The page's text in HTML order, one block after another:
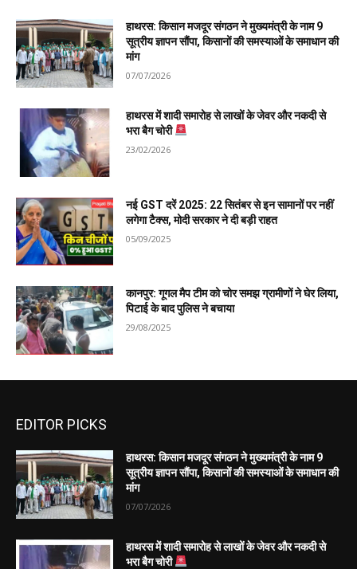
हाथरस: किसान मजदूर संगठन ने मुख्यमंत्री के नाम 9
सूत्रीय ज्ञापन सौंपा, किसानों की समस्याओं के समाधान की
मांग
07/07/2026
हाथरस में शादी समारोह से लाखों के जेवर और नकदी से
भरा बैग चोरी
23/02/2026
नई GST दरें 2025: 22 सितंबर से इन सामानों पर नहीं
लगेगा टैक्स, मोदी सरकार ने दी बड़ी राहत
05/09/2025
कानपुर: गूगल मैप टीम को चोर समझ ग्रामीणों ने घेर लिया,
पिटाई के बाद पुलिस ने बचाया
29/08/2025
EDITOR PICKS
हाथरस: किसान मजदूर संगठन ने मुख्यमंत्री के नाम 9
सूत्रीय ज्ञापन सौंपा, किसानों की समस्याओं के समाधान की
मांग
07/07/2026
हाथरस में शादी समारोह से लाखों के जेवर और नकदी से
भरा बैग चोरी